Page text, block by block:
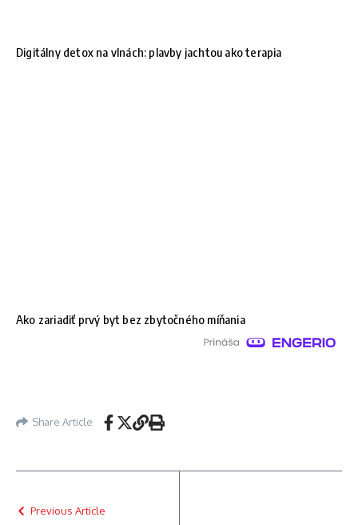
Digitálny detox na vlnách: plavby jachtou ako terapia
Ako zariadiť prvý byt bez zbytočného míňania
Share Article
Previous Article